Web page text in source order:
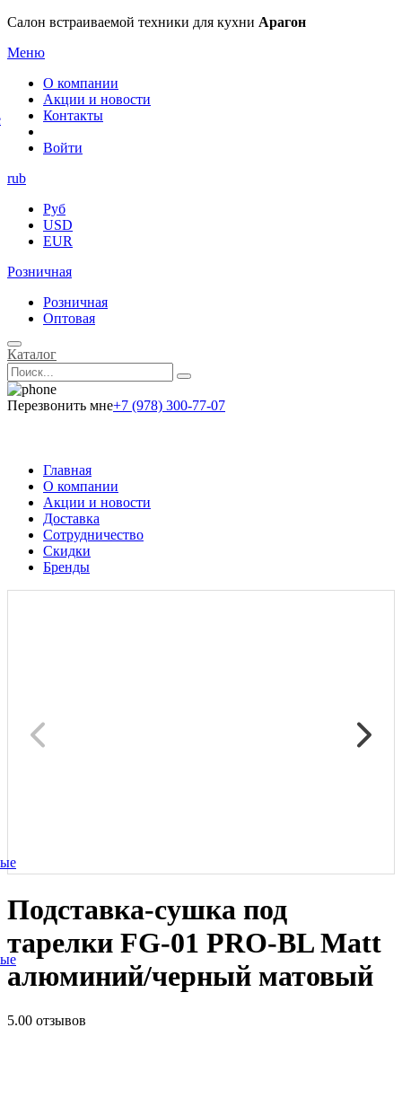
Салон встраиваемой техники для кухни Арагон
Меню
О компании
Акции и новости
Контакты
Войти
rub
Руб
USD
EUR
Розничная
Розничная
Оптовая
Каталог
Перезвонить мне+7 (978) 300-77-07
Главная
О компании
Акции и новости
Доставка
Сотрудничество
Скидки
Бренды
Подставка-сушка под
тарелки FG-01 PRO-BL Matt
алюминий/черный матовый
5.00 отзывов